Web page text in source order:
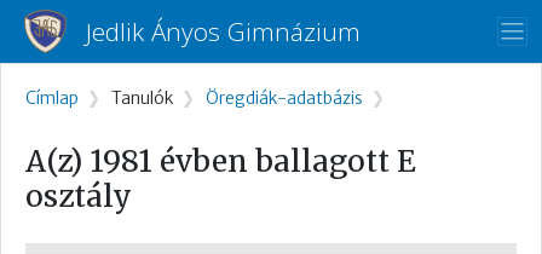
Ugrás a tartalomra
Jedlik Ányos Gimnázium
Morzsa
Címlap Tanulók Öregdiák-adatbázis
A(z) 1981 évben ballagott E
osztály